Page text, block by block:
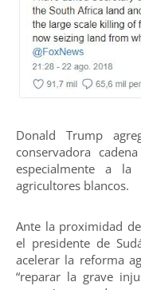
Donald Trump
conservadora
especialmente a
agricultores blancos.
Ante la proximidad
el presidente de
acelerar la reforma
“reparar la grave